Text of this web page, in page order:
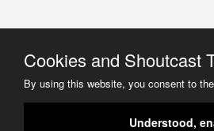
Cookies and Shoutcast
By using this website, you consent to
Understood,